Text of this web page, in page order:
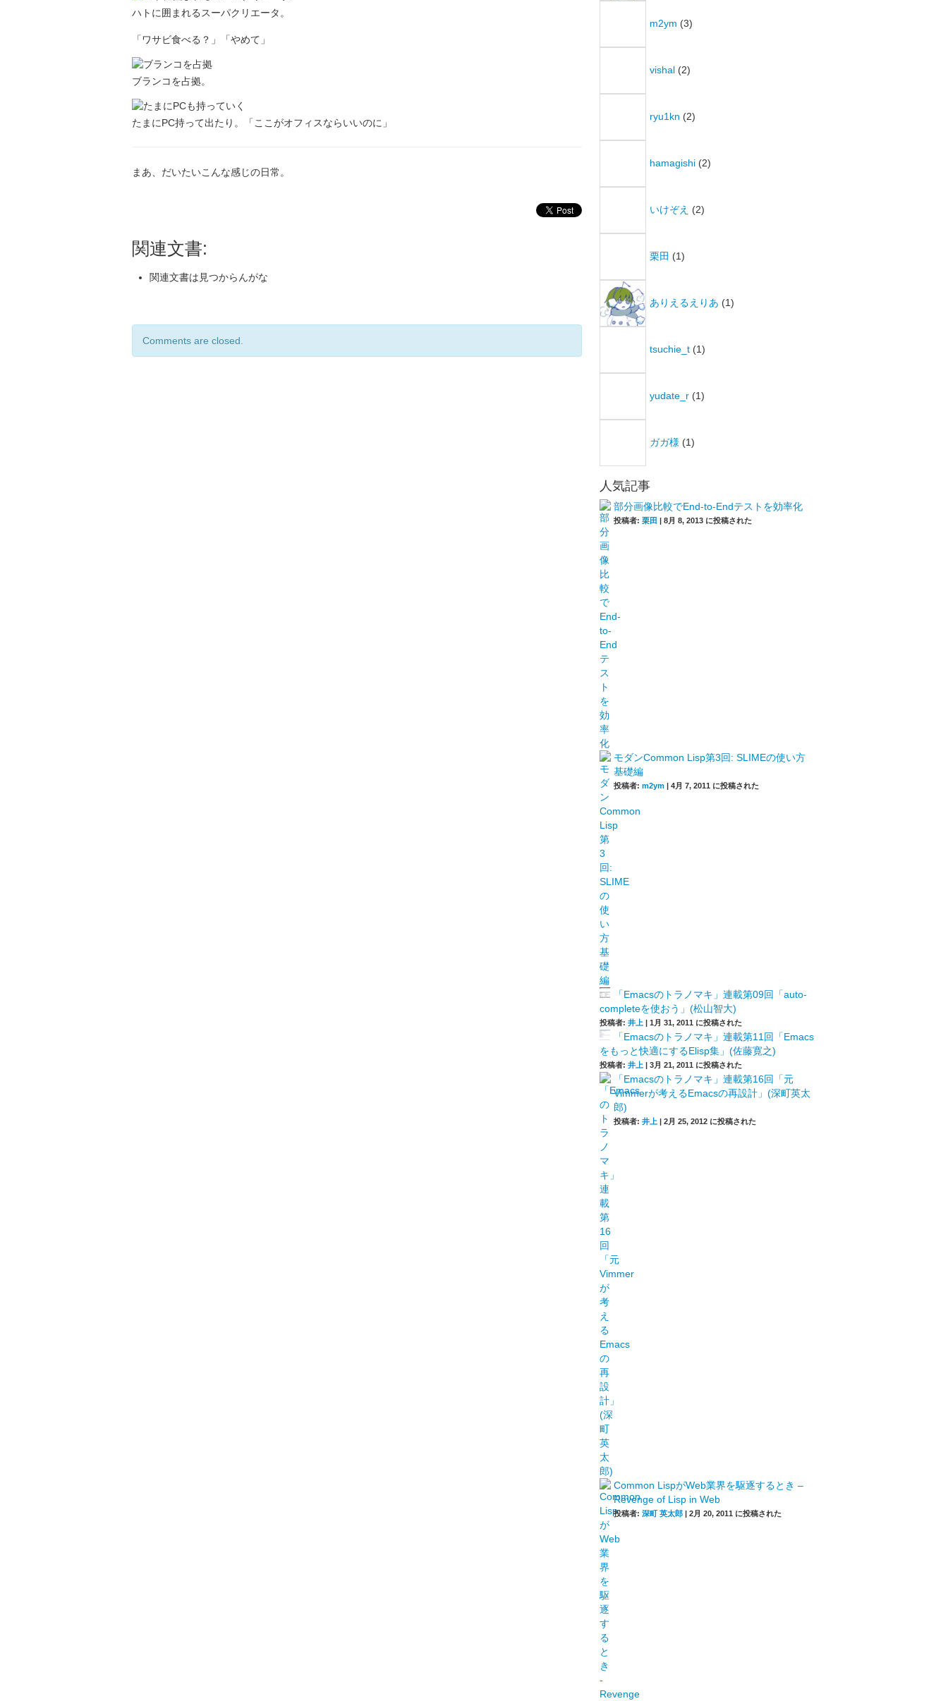
ハトに囲まれるスーパクリエータ。
「ワサビ食べる？」「やめて」
ブランコを占拠。
たまにPC持って出たり。「ここがオフィスならいいのに」
まあ、だいたいこんな感じの日常。
関連文書:
関連文書は見つからんがな
Comments are closed.
m2ym (3)
vishal (2)
ryu1kn (2)
hamagishi (2)
いけぞえ (2)
栗田 (1)
ありえるえりあ (1)
tsuchie_t (1)
yudate_r (1)
ガガ様 (1)
人気記事
部分画像比較でEnd-to-Endテストを効率化
投稿者:栗田 |8月 8, 2013 に投稿された
モダンCommon Lisp第3回: SLIMEの使い方
基礎編
投稿者:m2ym |4月 7, 2011 に投稿された
「Emacsのトラノマキ」連載第09回「auto-
completeを使おう」(松山智大)
投稿者:井上 |1月 31, 2011 に投稿された
「Emacsのトラノマキ」連載第11回「Emacs
をもっと快適にするElisp集」(佐藤寛之)
投稿者:井上 |3月 21, 2011 に投稿された
「Emacsのトラノマキ」連載第16回「元
Vimmerが考えるEmacsの再設計」(深町英太
郎)
投稿者:井上 |2月 25, 2012 に投稿された
Common LispがWeb業界を駆逐するとき –
Revenge of Lisp in Web
投稿者:深町 英太郎 |2月 20, 2011 に投稿された